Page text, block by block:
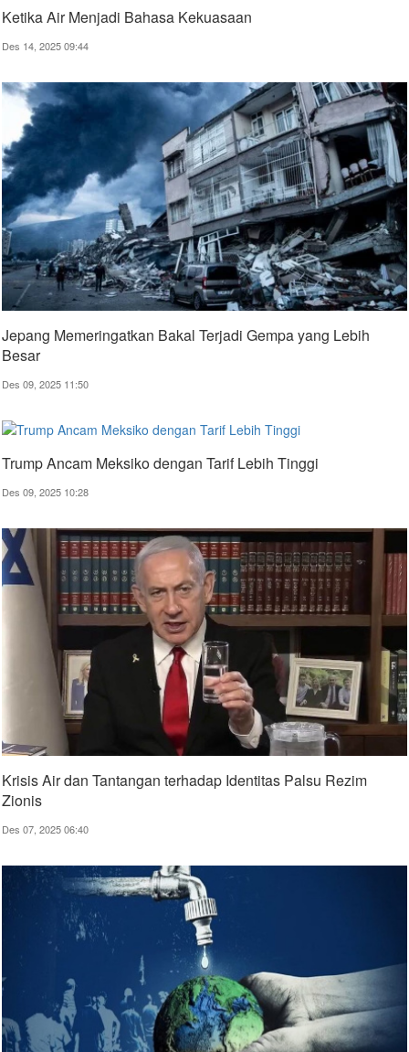
Ketika Air Menjadi Bahasa Kekuasaan
Des 14, 2025 09:44
Jepang Memeringatkan Bakal Terjadi Gempa yang Lebih
Besar
Des 09, 2025 11:50
Trump Ancam Meksiko dengan Tarif Lebih Tinggi
Des 09, 2025 10:28
Krisis Air dan Tantangan terhadap Identitas Palsu Rezim
Zionis
Des 07, 2025 06:40